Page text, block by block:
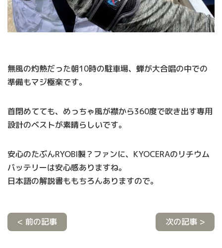
無風の灼熱だった朝10時の駐車場、蝉が大合唱の中での
準備もマジ極楽です。
首閉めてても、めっちゃ風が襟から360度で吹き出す専用
設計のベストが素晴らしいです。
安心のたぶんRYOBI製？ファンに、KYOCERAのリチウム
バッテリーは安心感ありますね。
日本語の解説書ももちろんありますので。
< 前の記事 次の記事 >